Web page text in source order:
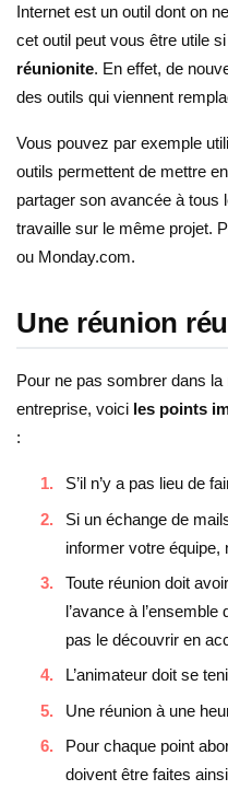
Internet est un outil dont on
cet outil peut vous être utile
réunionite. En effet, de
des outils qui viennent
Vous pouvez par exemple
outils permettent de mettre
partager son avancée à tous
travaille sur le même projet.
ou Monday.com.
Une réunion
Pour ne pas sombrer dans
entreprise, voici les points
:
S’il n’y a pas lieu de
Si un échange de
informer votre équipe,
Toute réunion doit
l’avance à
pas le découvrir en
L’animateur doit se
Une réunion à une
Pour chaque point
doivent être faites